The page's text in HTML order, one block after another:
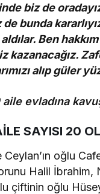
biz de
bunda
Ben
kazanacağız.
alıp güler
SAYISI 20
oğlu
Halil
çiftinin oğlu